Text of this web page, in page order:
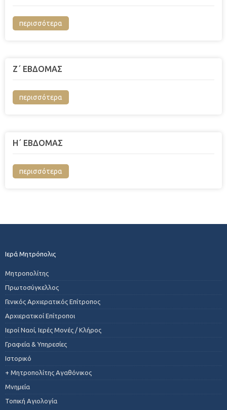
περισσότερα
Ζ΄ ΕΒΔΟΜΑΣ
περισσότερα
Η΄ ΕΒΔΟΜΑΣ
περισσότερα
Ιερά Μητρόπολις
Μητροπολίτης
Πρωτοσύγκελλος
Γενικός Αρχιερατικός Επίτροπος
Αρχιερατικοί Επίτροποι
Ιεροί Ναοί, Ιερές Μονές / Κλήρος
Γραφεία & Υπηρεσίες
Ιστορικό
+ Μητροπολίτης Αγαθόνικος
Μνημεία
Τοπική Αγιολογία